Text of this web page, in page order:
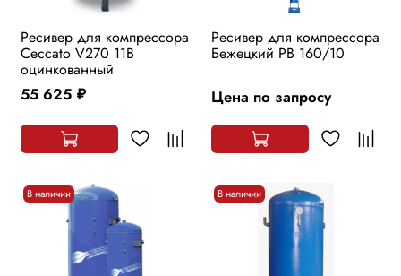
Ресивер для компрессора
Ceccato V270 11B
оцинкованный
55 625 руб.
Ресивер для компрессора
Бежецкий РВ 160/10
Цена по запросу
В наличии В наличии